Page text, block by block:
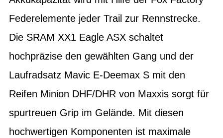
Federelemente jeder Trail zur Rennstrecke.
Die SRAM XX1 Eagle ASX schaltet
hochpräzise den gewählten Gang und der
Laufradsatz Mavic E-Deemax S mit den
Reifen Minion DHF/DHR von Maxxis sorgt für
spurtreuen Grip im Gelände. Mit diesen
hochwertigen Komponenten ist maximale